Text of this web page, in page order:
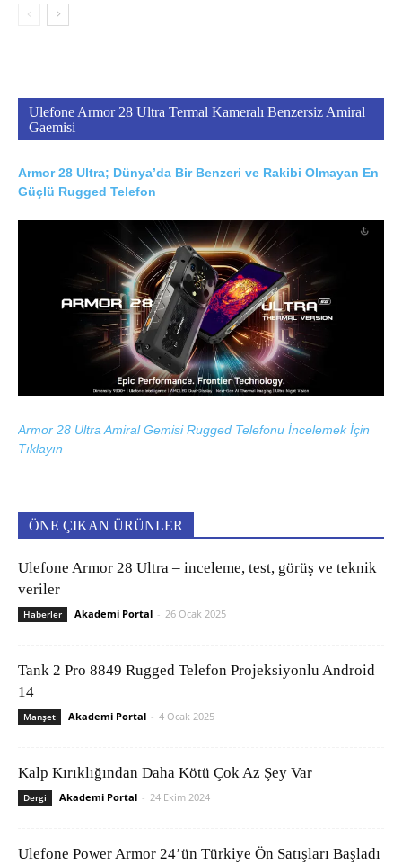
Ulefone Armor 28 Ultra Termal Kameralı Benzersiz Amiral
Gaemisi
Armor 28 Ultra; Dünya’da Bir Benzeri ve Rakibi Olmayan En
Güçlü Rugged Telefon
Armor 28 Ultra Amiral Gemisi Rugged Telefonu İncelemek İçin
Tıklayın
ÖNE ÇIKAN ÜRÜNLER
Ulefone Armor 28 Ultra – inceleme, test, görüş ve teknik
veriler
Haberler Akademi Portal - 26 Ocak 2025
Tank 2 Pro 8849 Rugged Telefon Projeksiyonlu Android
14
Manşet Akademi Portal - 4 Ocak 2025
Kalp Kırıklığından Daha Kötü Çok Az Şey Var
Dergi Akademi Portal - 24 Ekim 2024
Ulefone Power Armor 24’ün Türkiye Ön Satışları Başladı